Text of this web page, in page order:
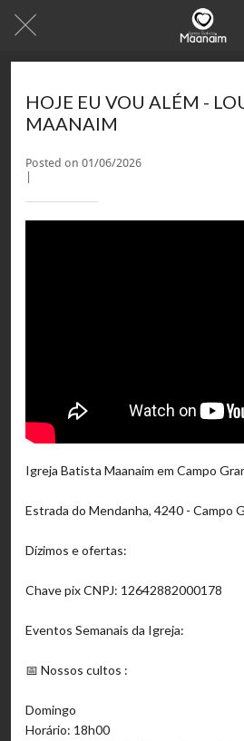
HOJE EU VOU ALÉM -
MAANAIM
Posted on 01/06/2026
|
Igreja Batista Maanaim em Campo
Estrada do Mendanha, 4240 - Campo
Dízimos e ofertas:
Chave pix CNPJ: 12642882000178
Eventos Semanais da Igreja:
📅 Nossos cultos :
Domingo
Horário: 18h00